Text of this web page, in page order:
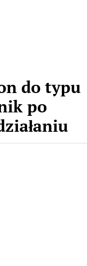
do typu
po